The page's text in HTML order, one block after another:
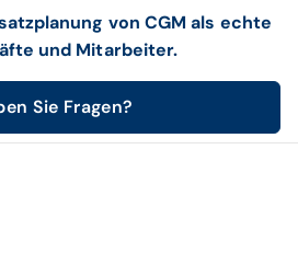
von CGM als echte
und Mitarbeiter.
Sie Fragen?